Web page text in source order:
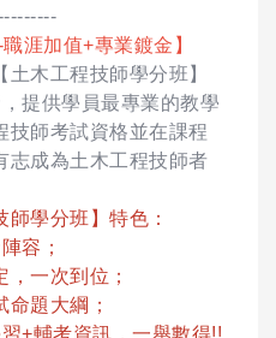
涯加值+專業鍍金】
木工程技師學分班】
提供學員最專業的教學
技師考試資格並在課程
志成為土木工程技師者
學分班】特色：
容；
一次到位；
題大綱；